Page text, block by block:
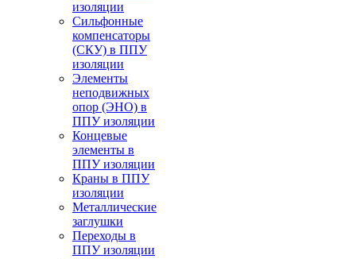
изоляции
Cильфонные
компенсаторы
(СКУ) в ППУ
изоляции
Элементы
неподвижных
опор (ЭНО) в
ППУ изоляции
Концевые
элементы в
ППУ изоляции
Краны в ППУ
изоляции
Металлические
заглушки
Переходы в
ППУ изоляции